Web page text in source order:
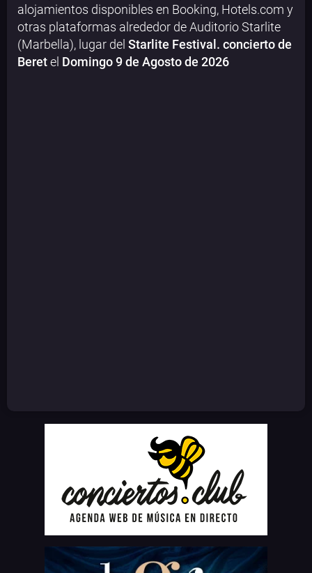
alojamientos disponibles en Booking, Hotels.com y
otras plataformas alrededor de Auditorio Starlite
(Marbella), lugar del Starlite Festival. concierto de
Beretel Domingo 9 de Agosto de 2026